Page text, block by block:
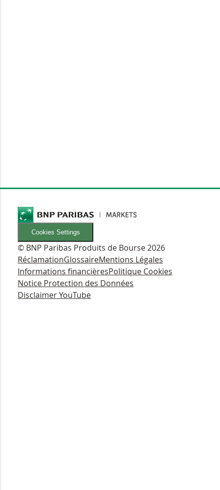
Cookies Settings
© BNP Paribas Produits de Bourse 2026
RéclamationGlossaireMentions Légales
Informations financièresPolitique Cookies
Notice Protection des Données
Disclaimer YouTube